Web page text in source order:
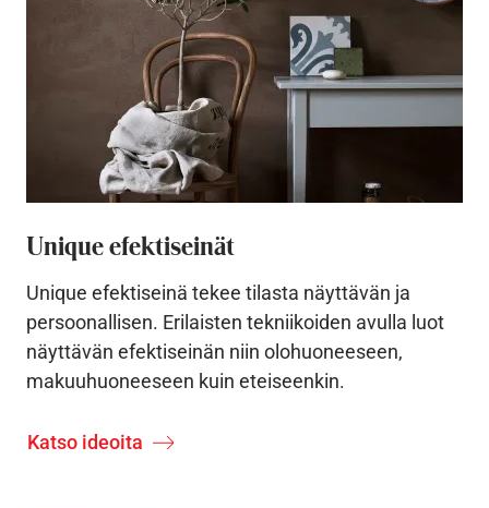
Unique efektiseinät
Unique efektiseinä tekee tilasta näyttävän ja
persoonallisen. Erilaisten tekniikoiden avulla luot
näyttävän efektiseinän niin olohuoneeseen,
makuuhuoneeseen kuin eteiseenkin.
Katso ideoita